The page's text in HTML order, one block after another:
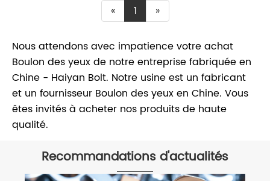
« 1 »
Nous attendons avec impatience votre achat
Boulon des yeux de notre entreprise fabriquée en
Chine - Haiyan Bolt. Notre usine est un fabricant
et un fournisseur Boulon des yeux en Chine. Vous
êtes invités à acheter nos produits de haute
qualité.
Recommandations d'actualités